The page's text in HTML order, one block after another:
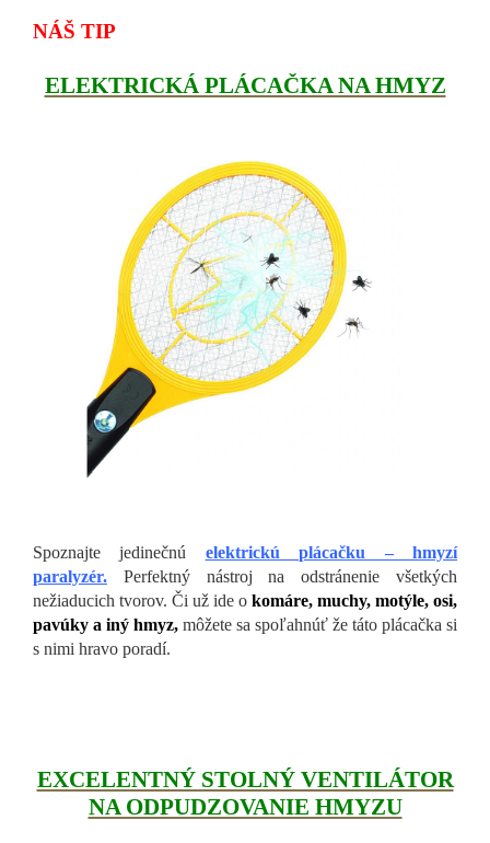
NÁŠ TIP
ELEKTRICKÁ PLÁCAČKA NA HMYZ
Spoznajte jedinečnú elektrickú plácačku – hmyzí
paralyzér. Perfektný nástroj na odstránenie všetkých
nežiaducich tvorov. Či už ide o komáre, muchy, motýle, osi,
pavúky a iný hmyz, môžete sa spoľahnúť že táto plácačka si
s nimi hravo poradí.
EXCELENTNÝ STOLNÝ VENTILÁTOR
NA ODPUDZOVANIE HMYZU